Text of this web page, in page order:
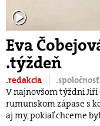
Eva
.týždeň
.redakcia .spoločnosť
V najnovšom týždni
rumunskom zápase s
aj my, pokiaľ chceme